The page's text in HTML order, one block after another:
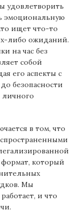
удовлетворить
эмоциональную
ищет что-то
либо ожиданий.
на час без
собой
его аспекты с
безопасности
личного
в том, что
который
Мы
и что